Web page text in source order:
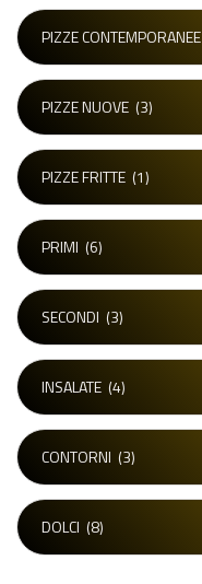
PIZZE CONTEMPORANEE
PIZZE NUOVE (3)
PIZZE FRITTE (1)
PRIMI (6)
SECONDI (3)
INSALATE (4)
CONTORNI (3)
DOLCI (8)